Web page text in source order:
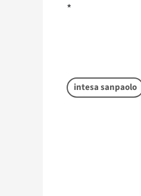
*
intesa sanpaolo